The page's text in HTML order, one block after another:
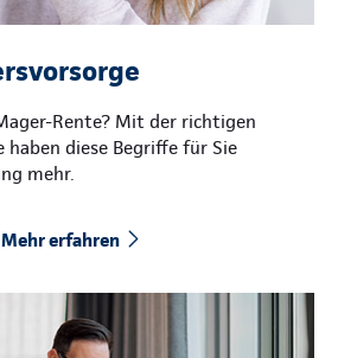
Rente? Mit der richtigen
haben diese Begriffe für Sie
mehr.
Mehr erfahren